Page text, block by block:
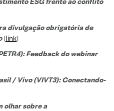
divulgação obrigatória de
(link)
Feedback do webinar
/ Vivo (VIVT3): Conectando-
olhar sobre a